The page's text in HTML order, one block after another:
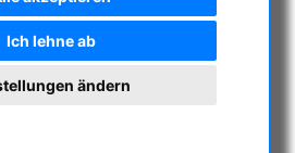
Ich lehne ab
ändern
2-Linser, opt. Tuben:
Refraktoren, 2-Linser, opt.